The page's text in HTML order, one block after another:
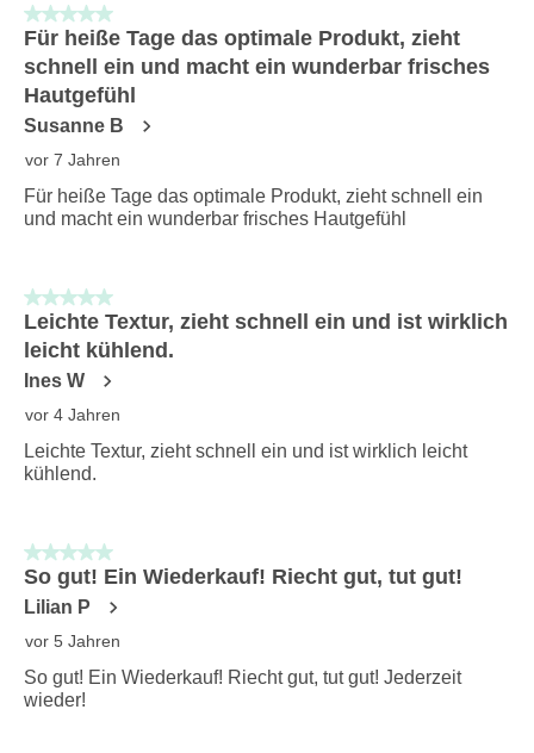
5 von 5 Sternen.
Für heiße Tage das optimale Produkt, zieht
schnell ein und macht ein wunderbar frisches
Hautgefühl
Susanne B
vor 7 Jahren
Für heiße Tage das optimale Produkt, zieht schnell ein
und macht ein wunderbar frisches Hautgefühl
5 von 5 Sternen.
Leichte Textur, zieht schnell ein und ist wirklich
leicht kühlend.
Ines W
vor 4 Jahren
Leichte Textur, zieht schnell ein und ist wirklich leicht
kühlend.
5 von 5 Sternen.
So gut! Ein Wiederkauf! Riecht gut, tut gut!
Lilian P
vor 5 Jahren
So gut! Ein Wiederkauf! Riecht gut, tut gut! Jederzeit
wieder!